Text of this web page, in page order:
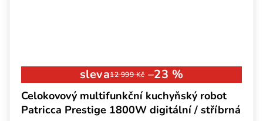
12 999 Kč –23 %
Celokovový multifunkční kuchyňský robot
Patricca Prestige 1800W digitální / stříbrná